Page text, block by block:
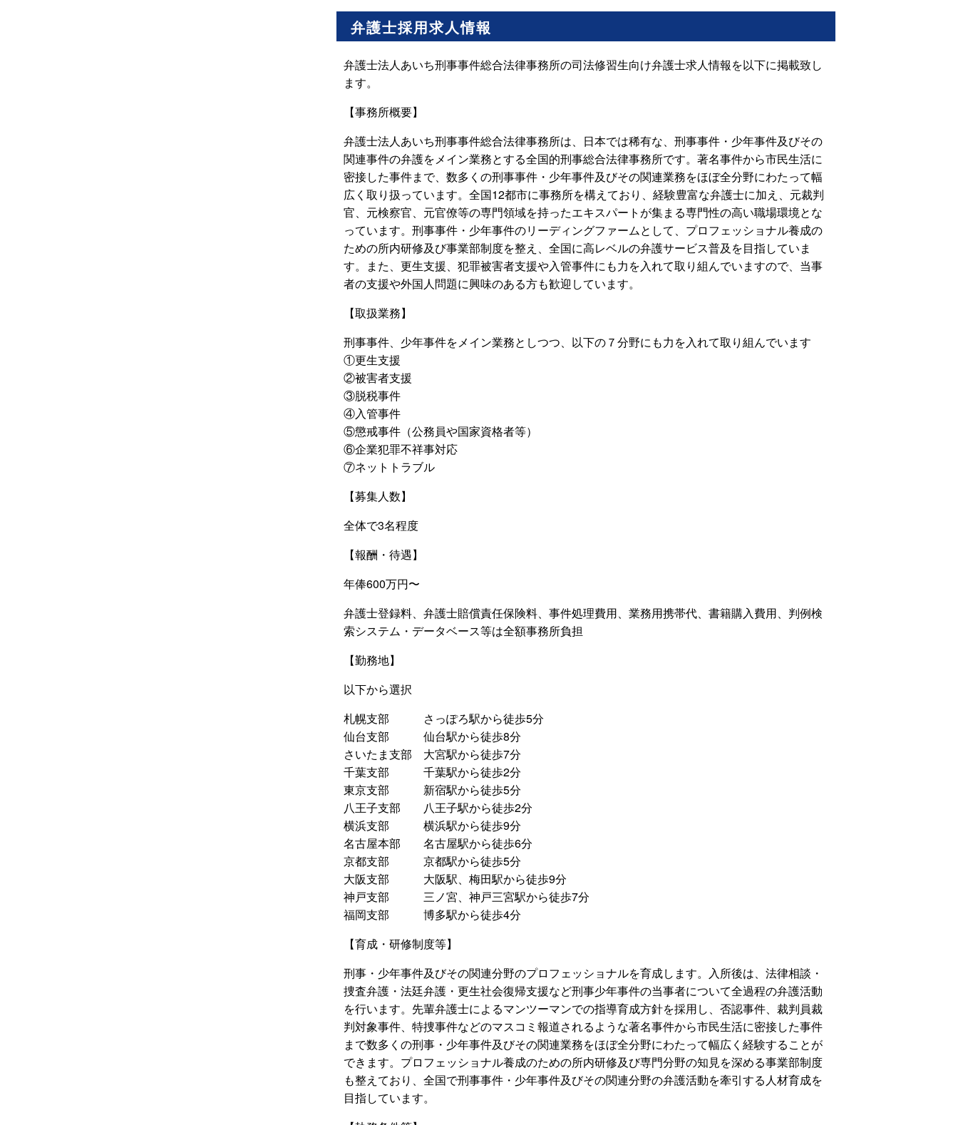
弁護士採用求人情報
弁護士法人あいち刑事事件総合法律事務所の司法修習生向け弁護士求人情報を以下に掲載致し
ます。
【事務所概要】
弁護士法人あいち刑事事件総合法律事務所は、日本では稀有な、刑事事件・少年事件及びその
関連事件の弁護をメイン業務とする全国的刑事総合法律事務所です。著名事件から市民生活に
密接した事件まで、数多くの刑事事件・少年事件及びその関連業務をほぼ全分野にわたって幅
広く取り扱っています。全国12都市に事務所を構えており、経験豊富な弁護士に加え、元裁判
官、元検察官、元官僚等の専門領域を持ったエキスパートが集まる専門性の高い職場環境とな
っています。刑事事件・少年事件のリーディングファームとして、プロフェッショナル養成の
ための所内研修及び事業部制度を整え、全国に高レベルの弁護サービス普及を目指していま
す。また、更生支援、犯罪被害者支援や入管事件にも力を入れて取り組んでいますので、当事
者の支援や外国人問題に興味のある方も歓迎しています。
【取扱業務】
刑事事件、少年事件をメイン業務としつつ、以下の７分野にも力を入れて取り組んでいます
①更生支援
②被害者支援
③脱税事件
④入管事件
⑤懲戒事件（公務員や国家資格者等）
⑥企業犯罪不祥事対応
⑦ネットトラブル
【募集人数】
全体で3名程度
【報酬・待遇】
年俸600万円〜
弁護士登録料、弁護士賠償責任保険料、事件処理費用、業務用携帯代、書籍購入費用、判例検
索システム・データベース等は全額事務所負担
【勤務地】
以下から選択
札幌支部 さっぽろ駅から徒歩5分
仙台支部 仙台駅から徒歩8分
さいたま支部 大宮駅から徒歩7分
千葉支部 千葉駅から徒歩2分
東京支部 新宿駅から徒歩5分
八王子支部 八王子駅から徒歩2分
横浜支部 横浜駅から徒歩9分
名古屋本部 名古屋駅から徒歩6分
京都支部 京都駅から徒歩5分
大阪支部 大阪駅、梅田駅から徒歩9分
神戸支部 三ノ宮、神戸三宮駅から徒歩7分
福岡支部 博多駅から徒歩4分
【育成・研修制度等】
刑事・少年事件及びその関連分野のプロフェッショナルを育成します。入所後は、法律相談・
捜査弁護・法廷弁護・更生社会復帰支援など刑事少年事件の当事者について全過程の弁護活動
を行います。先輩弁護士によるマンツーマンでの指導育成方針を採用し、否認事件、裁判員裁
判対象事件、特捜事件などのマスコミ報道されるような著名事件から市民生活に密接した事件
まで数多くの刑事・少年事件及びその関連業務をほぼ全分野にわたって幅広く経験することが
できます。プロフェッショナル養成のための所内研修及び専門分野の知見を深める事業部制度
も整えており、全国で刑事事件・少年事件及びその関連分野の弁護活動を牽引する人材育成を
目指しています。